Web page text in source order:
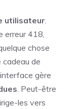
utilisateur
erreur 418,
chose
de
gère
. Peut-être
les vers